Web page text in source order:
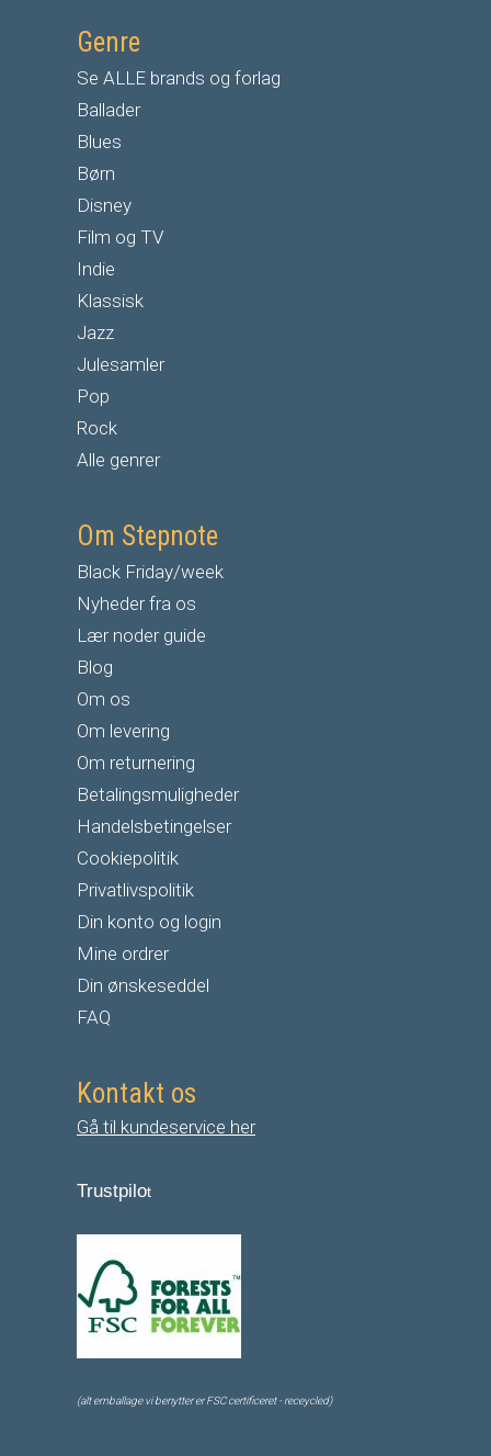
Genre
Se ALLE brands og forlag
Ballader
Blues
Børn
Disney
Film og TV
Indie
Klassisk
Jazz
Julesamler
Pop
Rock
Alle genrer
Om Stepnote
Black Friday/week
Nyheder fra os
Lær noder guide
Blog
Om os
Om levering
Om returnering
Betalingsmuligheder
Handelsbetingelser
Cookiepolitik
Privatlivspolitik
Din konto og login
Mine ordrer
Din ønskeseddel
FAQ
Kontakt os
Gå til kundeservice her
Trustpilot
(alt emballage vi benytter er FSC certificeret - receycled)